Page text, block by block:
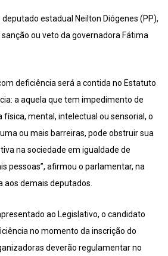
estadual Neilton Diógenes (PP),
ou veto da governadora Fátima
deficiência será a contida no Estatuto
a aquela que tem impedimento de
física, mental, intelectual ou sensorial, o
ou mais barreiras, pode obstruir sua
na sociedade em igualdade de
pessoas”, afirmou o parlamentar, na
aos demais deputados.
ao Legislativo, o candidato
no momento da inscrição do
deverão regulamentar no